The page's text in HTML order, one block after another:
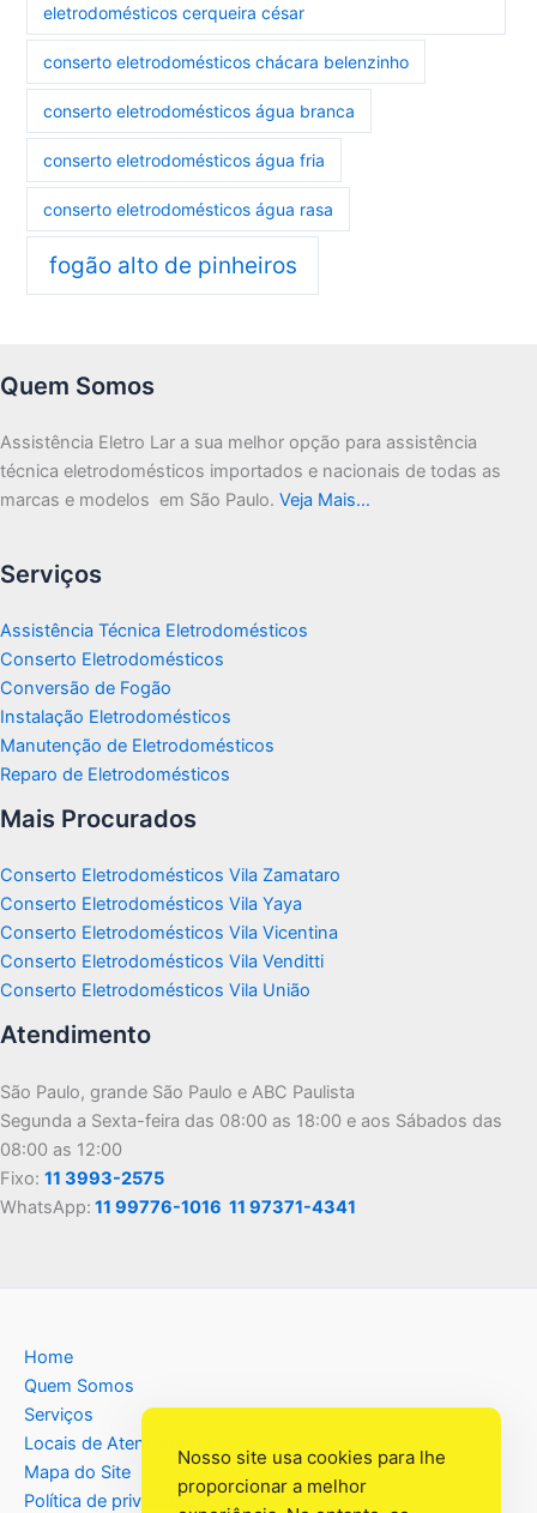
eletrodomésticos cerqueira césar
conserto eletrodomésticos chácara belenzinho
conserto eletrodomésticos água branca
conserto eletrodomésticos água fria
conserto eletrodomésticos água rasa
fogão alto de pinheiros
Quem Somos
Assistência Eletro Lar a sua melhor opção para assistência
técnica eletrodomésticos importados e nacionais de todas as
marcas e modelos em São Paulo. Veja Mais…
Serviços
Assistência Técnica Eletrodomésticos
Conserto Eletrodomésticos
Conversão de Fogão
Instalação Eletrodomésticos
Manutenção de Eletrodomésticos
Reparo de Eletrodomésticos
Mais Procurados
Conserto Eletrodomésticos Vila Zamataro
Conserto Eletrodomésticos Vila Yaya
Conserto Eletrodomésticos Vila Vicentina
Conserto Eletrodomésticos Vila Venditti
Conserto Eletrodomésticos Vila União
Atendimento
São Paulo, grande São Paulo e ABC Paulista
Segunda a Sexta-feira das 08:00 as 18:00 e aos Sábados das
08:00 as 12:00
Fixo: 11 3993-2575
WhatsApp: 11 99776-1016 11 97371-4341
Home
Quem Somos
Serviços
Locais de Atendimento
Mapa do Site
Política de privacidade
Nosso site usa cookies para lhe
proporcionar a melhor